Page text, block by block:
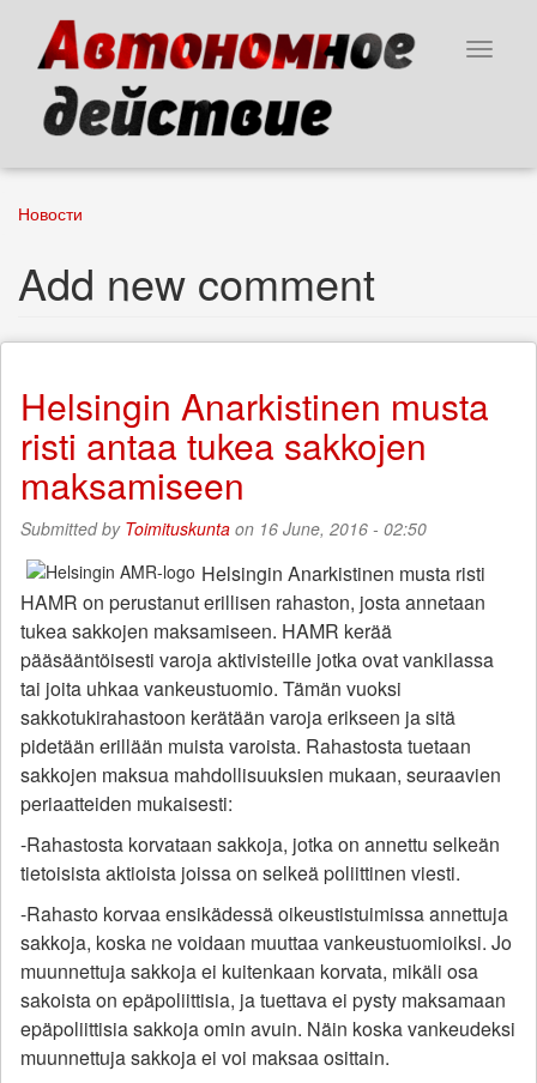
content
Toggle
Новости
Add new comment
Helsingin Anarkistinen musta
risti antaa tukea sakkojen
maksamiseen
Submitted by Toimituskunta on 16 June, 2016 - 02:50
Helsingin Anarkistinen musta risti
HAMR on perustanut erillisen rahaston, josta annetaan
tukea sakkojen maksamiseen. HAMR kerää
pääsääntöisesti varoja aktivisteille jotka ovat vankilassa
tai joita uhkaa vankeustuomio. Tämän vuoksi
sakkotukirahastoon kerätään varoja erikseen ja sitä
pidetään erillään muista varoista. Rahastosta tuetaan
sakkojen maksua mahdollisuuksien mukaan, seuraavien
periaatteiden mukaisesti:
-Rahastosta korvataan sakkoja, jotka on annettu selkeän
tietoisista aktioista joissa on selkeä poliittinen viesti.
-Rahasto korvaa ensikädessä oikeustistuimissa annettuja
sakkoja, koska ne voidaan muuttaa vankeustuomioiksi. Jo
muunnettuja sakkoja ei kuitenkaan korvata, mikäli osa
sakoista on epäpoliittisia, ja tuettava ei pysty maksamaan
epäpoliittisia sakkoja omin avuin. Näin koska vankeudeksi
muunnettuja sakkoja ei voi maksaa osittain.